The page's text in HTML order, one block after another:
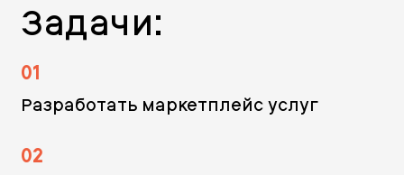
Задачи:
01
Разработать маркетплейс услуг
02